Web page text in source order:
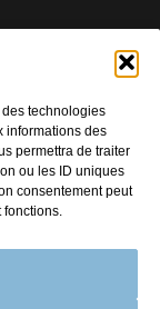
technologies
informations des
permettra de traiter
ou les ID uniques
consentement peut
fonctions.